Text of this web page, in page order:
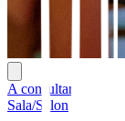
A consultar
Sala/Salon